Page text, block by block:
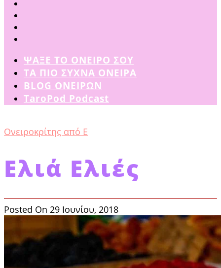
ΨΑΞΕ ΤΟ ΟΝΕΙΡΟ ΣΟΥ
ΤΑ ΠΙΟ ΣΥΧΝΑ ΟΝΕΙΡΑ
BLOG ΟΝΕΙΡΩΝ
TaroPod Podcast
Ονειροκρίτης από Ε
Ελιά Ελιές
Posted On 29 Ιουνίου, 2018